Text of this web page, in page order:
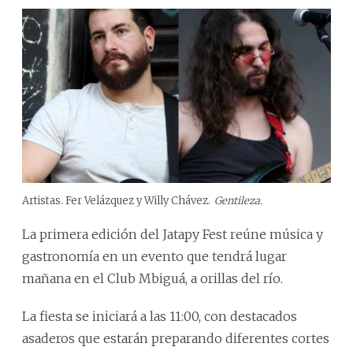
Artistas. Fer Velázquez y Willy Chávez. Gentileza.
La primera edición del Jatapy Fest reúne música y
gastronomía en un evento que tendrá lugar
mañana en el Club Mbiguá, a orillas del río.
La fiesta se iniciará a las 11:00, con destacados
asaderos que estarán preparando diferentes cortes